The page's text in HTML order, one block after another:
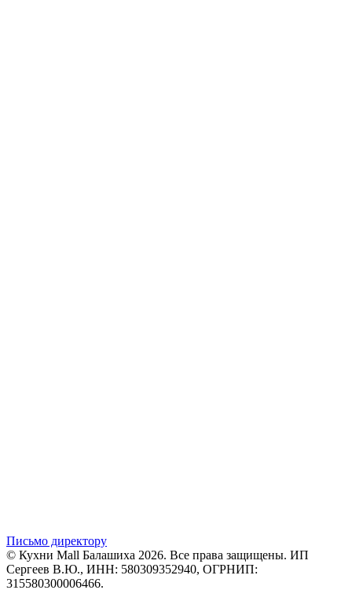
Письмо директору
© Кухни Mall Балашиха 2026. Все права защищены. ИП
Сергеев В.Ю., ИНН: 580309352940, ОГРНИП:
315580300006466.